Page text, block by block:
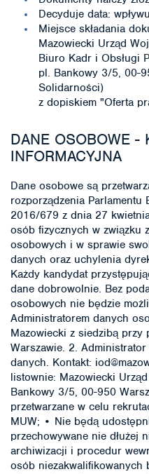
Decyduje data:
Miejsce składania
Mazowiecki Urząd
Biuro Kadr i Obsługi
pl. Bankowy 3/5, 00-
Solidarności)
z dopiskiem "Oferta
DANE OSOBOWE -
INFORMACYJNA
Dane osobowe są
rozporządzenia
2016/679 z dnia 27
osób fizycznych w związku
osobowych i w sprawie
danych oraz uchylenia
Każdy kandydat
dane dobrowolnie. Bez
osobowych nie będzie
Administratorem danych
Mazowiecki z siedzibą przy
Warszawie. 2.
danych. Kontakt:
listownie: Mazowiecki
Bankowy 3/5, 00-950
przetwarzane w celu
MUW; • Nie będą
przechowywane nie dłużej
archiwizacji i procedur
osób niezakwalifikowanych